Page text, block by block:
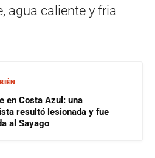
agua caliente y fria
en Costa Azul: una
resultó lesionada y fue
al Sayago